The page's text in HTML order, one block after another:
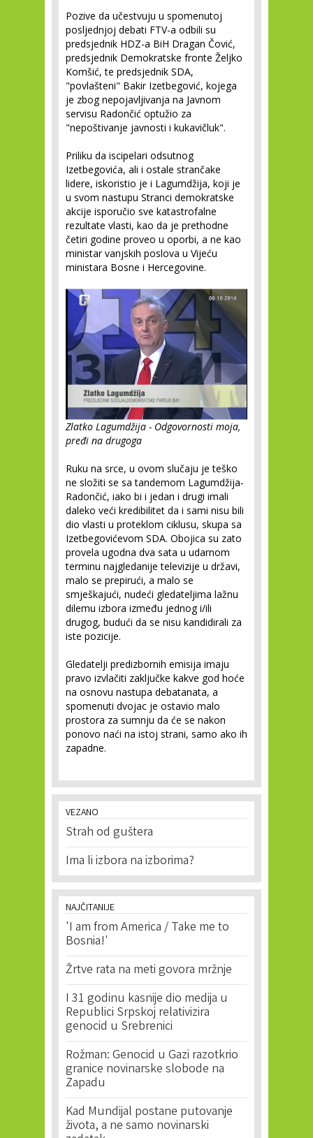
Pozive da učestvuju u spomenutoj
posljednjoj debati FTV-a odbili su
predsjednik HDZ-a BiH Dragan Čović,
predsjednik Demokratske fronte Željko
Komšić, te predsjednik SDA,
"povlašteni" Bakir Izetbegović, kojega
je zbog nepojavljivanja na Javnom
servisu Radončić optužio za
"nepoštivanje javnosti i kukavičluk".
Priliku da iscipelari odsutnog
Izetbegovića, ali i ostale strančake
lidere, iskoristio je i Lagumdžija, koji je
u svom nastupu Stranci demokratske
akcije isporučio sve katastrofalne
rezultate vlasti, kao da je prethodne
četiri godine proveo u oporbi, a ne kao
ministar vanjskih poslova u Vijeću
ministara Bosne i Hercegovine.
Zlatko Lagumdžija - Odgovornosti moja,
pređi na drugoga
Ruku na srce, u ovom slučaju je teško
ne složiti se sa tandemom Lagumdžija-
Radončić, iako bi i jedan i drugi imali
daleko veći kredibilitet da i sami nisu bili
dio vlasti u proteklom ciklusu, skupa sa
Izetbegovićevom SDA. Obojica su zato
provela ugodna dva sata u udarnom
terminu najgledanije televizije u državi,
malo se prepirući, a malo se
smješkajući, nudeći gledateljima lažnu
dilemu izbora između jednog i/ili
drugog, budući da se nisu kandidirali za
iste pozicije.
Gledatelji predizbornih emisija imaju
pravo izvlačiti zaključke kakve god hoće
na osnovu nastupa debatanata, a
spomenuti dvojac je ostavio malo
prostora za sumnju da će se nakon
ponovo naći na istoj strani, samo ako ih
zapadne.
VEZANO
Strah od guštera
Ima li izbora na izborima?
NAJČITANIJE
'I am from America / Take me to
Bosnia!'
Žrtve rata na meti govora mržnje
I 31 godinu kasnije dio medija u
Republici Srpskoj relativizira
genocid u Srebrenici
Rožman: Genocid u Gazi razotkrio
granice novinarske slobode na
Zapadu
Kad Mundijal postane putovanje
života, a ne samo novinarski